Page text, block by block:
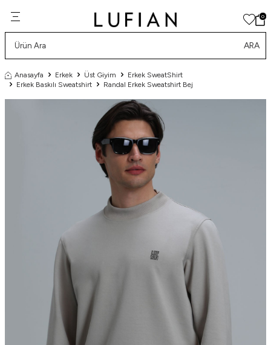
0
ARA
Anasayfa Erkek Üst Giyim
Erkek SweatShirt
Erkek Baskılı Sweatshirt
Randal Erkek Sweatshirt Bej